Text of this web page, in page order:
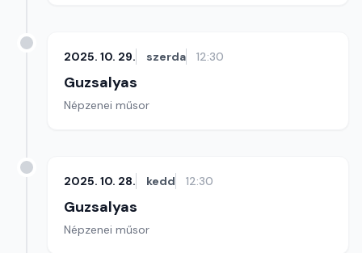
2025. 10. 29. szerda 12:30
Guzsalyas
Népzenei műsor
2025. 10. 28. kedd 12:30
Guzsalyas
Népzenei műsor